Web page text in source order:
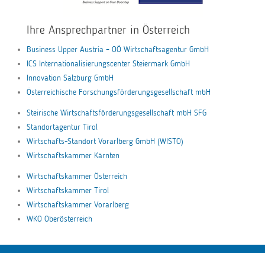
Ihre Ansprechpartner in Österreich
Business Upper Austria – OÖ Wirtschaftsagentur GmbH
ICS Internationalisierungscenter Steiermark GmbH
Innovation Salzburg GmbH
Österreichische Forschungsförderungsgesellschaft mbH
Steirische Wirtschaftsförderungsgesellschaft mbH SFG
Standortagentur Tirol
Wirtschafts-Standort Vorarlberg GmbH (WISTO)
Wirtschaftskammer Kärnten
Wirtschaftskammer Österreich
Wirtschaftskammer Tirol
Wirtschaftskammer Vorarlberg
WKO Oberösterreich